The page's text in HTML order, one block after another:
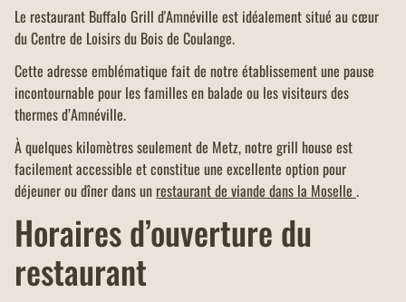
Le restaurant Buffalo Grill d'Amnéville est idéalement situé au cœur
du Centre de Loisirs du Bois de Coulange.
Cette adresse emblématique fait de notre établissement une pause
incontournable pour les familles en balade ou les visiteurs des
thermes d’Amnéville.
À quelques kilomètres seulement de Metz, notre grill house est
facilement accessible et constitue une excellente option pour
déjeuner ou dîner dans un restaurant de viande dans la Moselle .
Horaires d’ouverture du
restaurant